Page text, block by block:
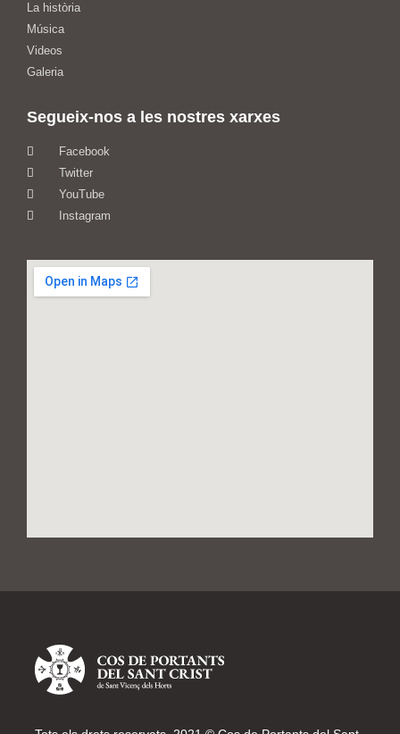
La història
Música
Videos
Galeria
Segueix-nos a les nostres xarxes
Facebook
Twitter
YouTube
Instagram